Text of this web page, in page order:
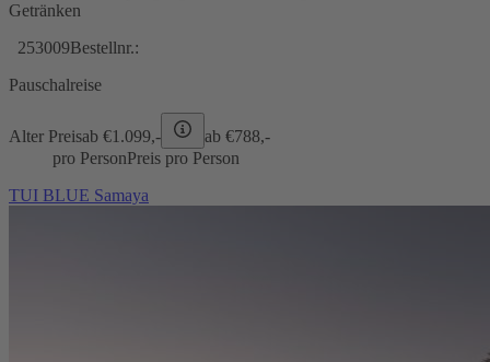
Getränken
253009Bestellnr.:
Pauschalreise
Alter Preisab €1.099,- ab €788,-
pro PersonPreis pro Person
TUI BLUE Samaya